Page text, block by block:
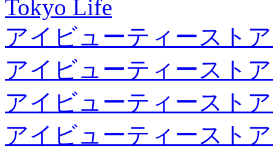
Tokyo Life
アイビューティースト
アイビューティースト
アイビューティースト
アイビューティースト